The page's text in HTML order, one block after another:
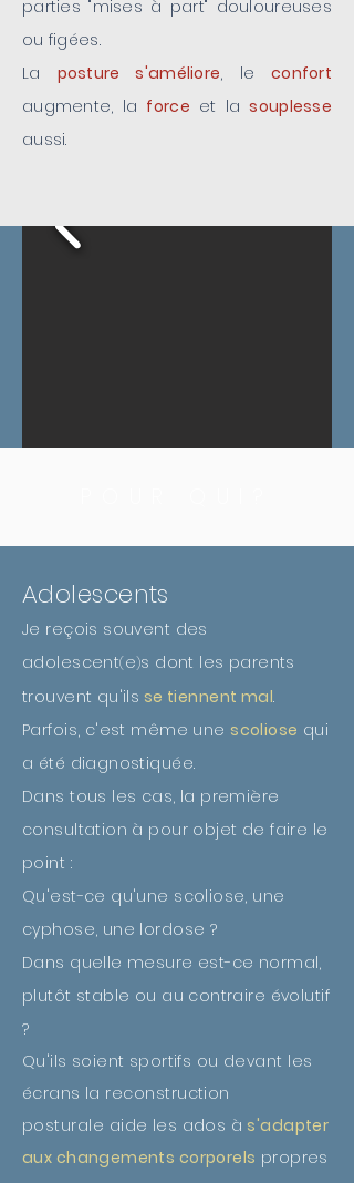
parties "mises à part" douloureuses
ou figées.
La posture s'améliore, leconfort
augmente, la force et lasouplesse
aussi.
Adolescents
Je reçois souvent des
adolescent(e)s dont les parents
trouvent qu'ils se tiennent mal.
Parfois, c'est même une scoliose qui
a été diagnostiquée.
Dans tous les cas, la première
consultation à pour objet de faire le
point :
Qu'est-ce qu'une scoliose, une
cyphose, une lordose ?
Dans quelle mesure est-ce normal,
plutôt stable ou au contraire évolutif
?
Qu'ils soient sportifs ou devant les
écrans la reconstruction
posturale aide les ados à s'adapter
aux changements corporels propres